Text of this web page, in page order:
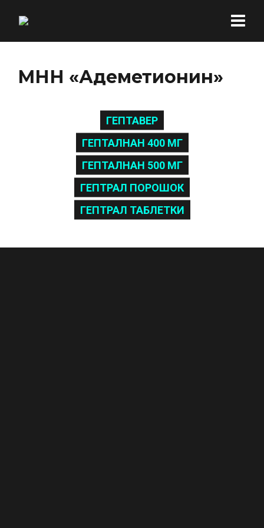
МНН «Адеметионин»
ГЕПТАВЕР
ГЕПТАЛНАН 400 МГ
ГЕПТАЛНАН 500 МГ
ГЕПТРАЛ ПОРОШОК
ГЕПТРАЛ ТАБЛЕТКИ